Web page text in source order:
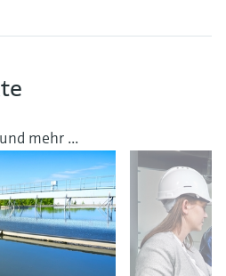
mehr ...